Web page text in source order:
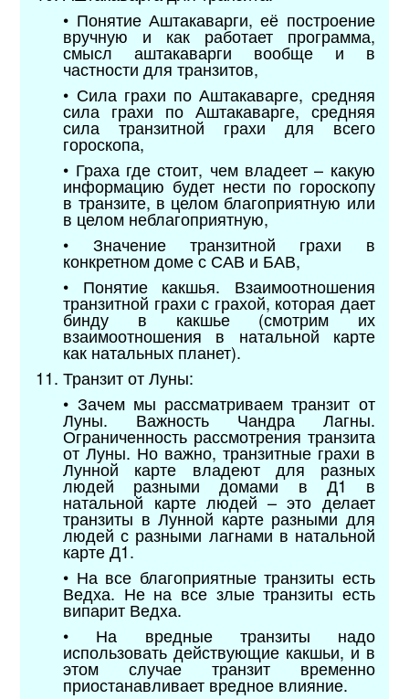
• Понятие Аштакаварги, её построение
вручную и как работает программа,
смысл аштакаварги вообще и в
частности для транзитов,
• Сила грахи по Аштакаварге, средняя
сила грахи по Аштакаварге, средняя
сила транзитной грахи для всего
гороскопа,
• Граха где стоит, чем владеет – какую
информацию будет нести по гороскопу
в транзите, в целом благоприятную или
в целом неблагоприятную,
• Значение транзитной грахи в
конкретном доме с САВ и БАВ,
• Понятие какшья. Взаимоотношения
транзитной грахи с грахой, которая дает
бинду в какшье (смотрим их
взаимоотношения в натальной карте
как натальных планет).
11. Транзит от Луны:
• Зачем мы рассматриваем транзит от
Луны. Важность Чандра Лагны.
Ограниченность рассмотрения транзита
от Луны. Но важно, транзитные грахи в
Лунной карте владеют для разных
людей разными домами в Д1 в
натальной карте людей – это делает
транзиты в Лунной карте разными для
людей с разными лагнами в натальной
карте Д1.
• На все благоприятные транзиты есть
Ведха. Не на все злые транзиты есть
випарит Ведха.
• На вредные транзиты надо
использовать действующие какшьи, и в
этом случае транзит временно
приостанавливает вредное влияние.